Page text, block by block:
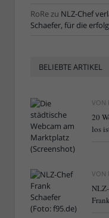
RoRezu NLZ-Chef
Schaefer, für die
BELIEBTE ARTIKEL
VON
20
los
VON